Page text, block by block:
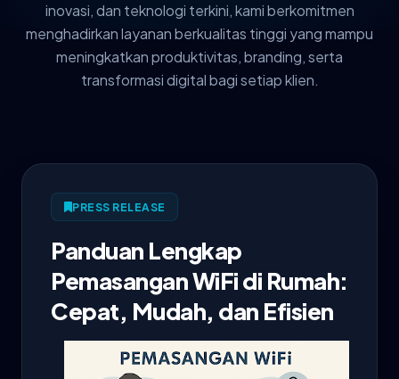
inovasi, dan teknologi terkini, kami berkomitmen
menghadirkan layanan berkualitas tinggi yang mampu
meningkatkan produktivitas, branding, serta
transformasi digital bagi setiap klien.
PRESS RELEASE
Panduan Lengkap
Pemasangan WiFi di Rumah:
Cepat, Mudah, dan Efisien